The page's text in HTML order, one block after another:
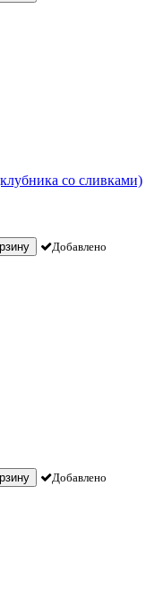
со сливками)
Добавлено
Добавлено